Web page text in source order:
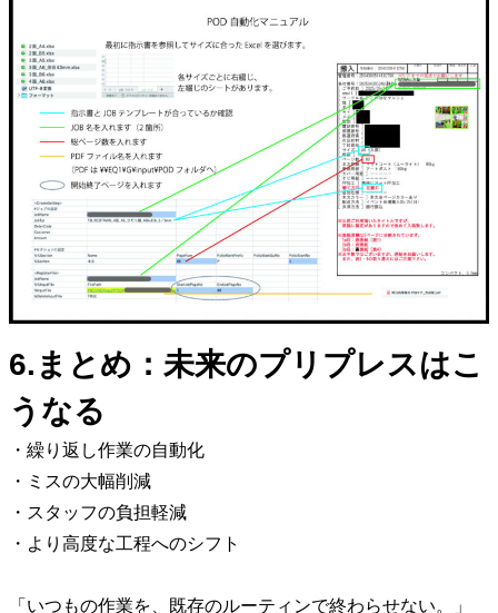
6.まとめ：未来のプリプレスはこ
うなる
・繰り返し作業の自動化
・ミスの大幅削減
・スタッフの負担軽減
・より高度な工程へのシフト
「いつもの作業を、既存のルーティンで終わらせない。」